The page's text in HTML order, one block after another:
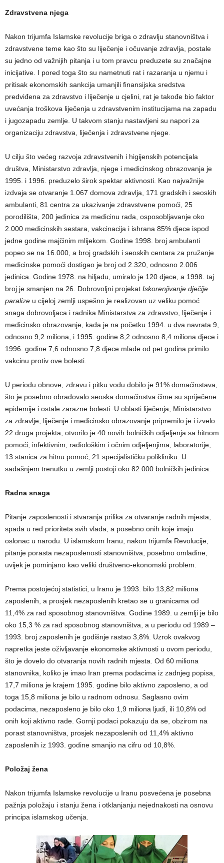
Zdravstvena njega
Nakon trijumfa Islamske revolucije briga o zdravlju stanovništva i
zdravstvene teme kao što su liječenje i očuvanje zdravlja, postale
su jedno od važnijih pitanja i u tom pravcu preduzete su značajne
inicijative. I pored toga što su nametnuti rat i razaranja u njemu i
pritisak ekonomskih sankcija umanjili finansijska sredstva
predviđena za zdravstvo i liječenje u cjelini, rat je takođe bio faktor
uvećanja troškova liječenja u zdravstvenim institucijama na zapadu
i jugozapadu zemlje. U takvom stanju nastavljeni su napori za
organizaciju zdravstva, liječenja i zdravstvene njege.
U cilju što većeg razvoja zdravstvenih i higijenskih potencijala
društva, Ministarstvo zdravlja, njege i medicinskog obrazovanja je
1995. i 1996. preduzelo širok spektar aktivnosti. Kao najvažnije
izdvaja se otvaranje 1.067 domova zdravlja, 171 gradskih i seoskih
ambulanti, 81 centra za ukazivanje zdravstvene pomoći, 25
porodilišta, 200 jedinica za medicinu rada, osposobljavanje oko
2.000 medicinskih sestara, vakcinacija i ishrana 85% djece ispod
jedne godine majčinim mlijekom. Godine 1998. broj ambulanti
popeo se na 16.000, a broj gradskih i seoskih centara za pružanje
medicinske pomoći dostigao je broj od 2.320, odnosno 2.006
jedinica. Godine 1978. na hiljadu, umiralo je 120 djece, a 1998. taj
broj je smanjen na 26. Dobrovoljni projekat Iskorenjivanje dječije
paralize u cijeloj zemlji uspešno je realizovan uz veliku pomoć
snaga dobrovoljaca i radnika Ministarstva za zdravstvo, liječenje i
medicinsko obrazovanje, kada je na početku 1994. u dva navrata 9,
odnosno 9,2 miliona, i 1995. godine 8,2 odnosno 8,4 miliona djece i
1996. godine 7,6 odnosno 7,8 djece mlađe od pet godina primilo
vakcinu protiv ove bolesti.
U periodu obnove, zdravu i pitku vodu dobilo je 91% domaćinstava,
što je posebno obradovalo seoska domaćinstva čime su spriječene
epidemije i ostale zarazne bolesti. U oblasti liječenja, Ministarstvo
za zdravlje, liječenje i medicinsko obrazovanje pripremilo je i izvelo
22 druga projekta, otvorilo je 40 novih bolničkih odjeljenja sa hitnom
pomoći, infektivnim, radiološkim i očnim odjeljenjima, laboratorije,
13 stanica za hitnu pomoć, 21 specijalističku polikliniku. U
sadašnjem trenutku u zemlji postoji oko 82.000 bolničkih jedinica.
Radna snaga
Pitanje zaposlenosti i stvaranja prilika za otvaranje radnih mjesta,
spada u red prioriteta svih vlada, a posebno onih koje imaju
oslonac u narodu. U islamskom Iranu, nakon trijumfa Revolucije,
pitanje porasta nezaposlenosti stanovništva, posebno omladine,
uvijek je pominjano kao veliki društveno-ekonomski problem.
Prema postojećoj statistici, u Iranu je 1993. bilo 13,82 miliona
zaposlenih, a prosjek nezaposlenih kretao se u granicama od
11,4% za rad sposobnog stanovništva. Godine 1989. u zemlji je bilo
oko 15,3 % za rad sposobnog stanovništva, a u periodu od 1989 –
1993. broj zaposlenih je godišnje rastao 3,8%. Uzrok ovakvog
napretka jeste oživljavanje ekonomske aktivnosti u ovom periodu,
što je dovelo do otvaranja novih radnih mjesta. Od 60 miliona
stanovnika, koliko je imao Iran prema podacima iz zadnjeg popisa,
17,7 miliona je krajem 1995. godine bilo aktivno zaposleno, a od
toga 15,8 miliona je bilo u radnom odnosu. Saglasno ovim
podacima, nezaposleno je bilo oko 1,9 miliona ljudi, ili 10,8% od
onih koji aktivno rade. Gornji podaci pokazuju da se, obzirom na
porast stanovništva, prosjek nezaposlenih od 11,4% aktivno
zaposlenih iz 1993. godine smanjio na cifru od 10,8%.
Položaj žena
Nakon trijumfa Islamske revolucije u Iranu posvećena je posebna
pažnja položaju i stanju žena i otklanjanju nejednakosti na osnovu
principa islamskog učenja.